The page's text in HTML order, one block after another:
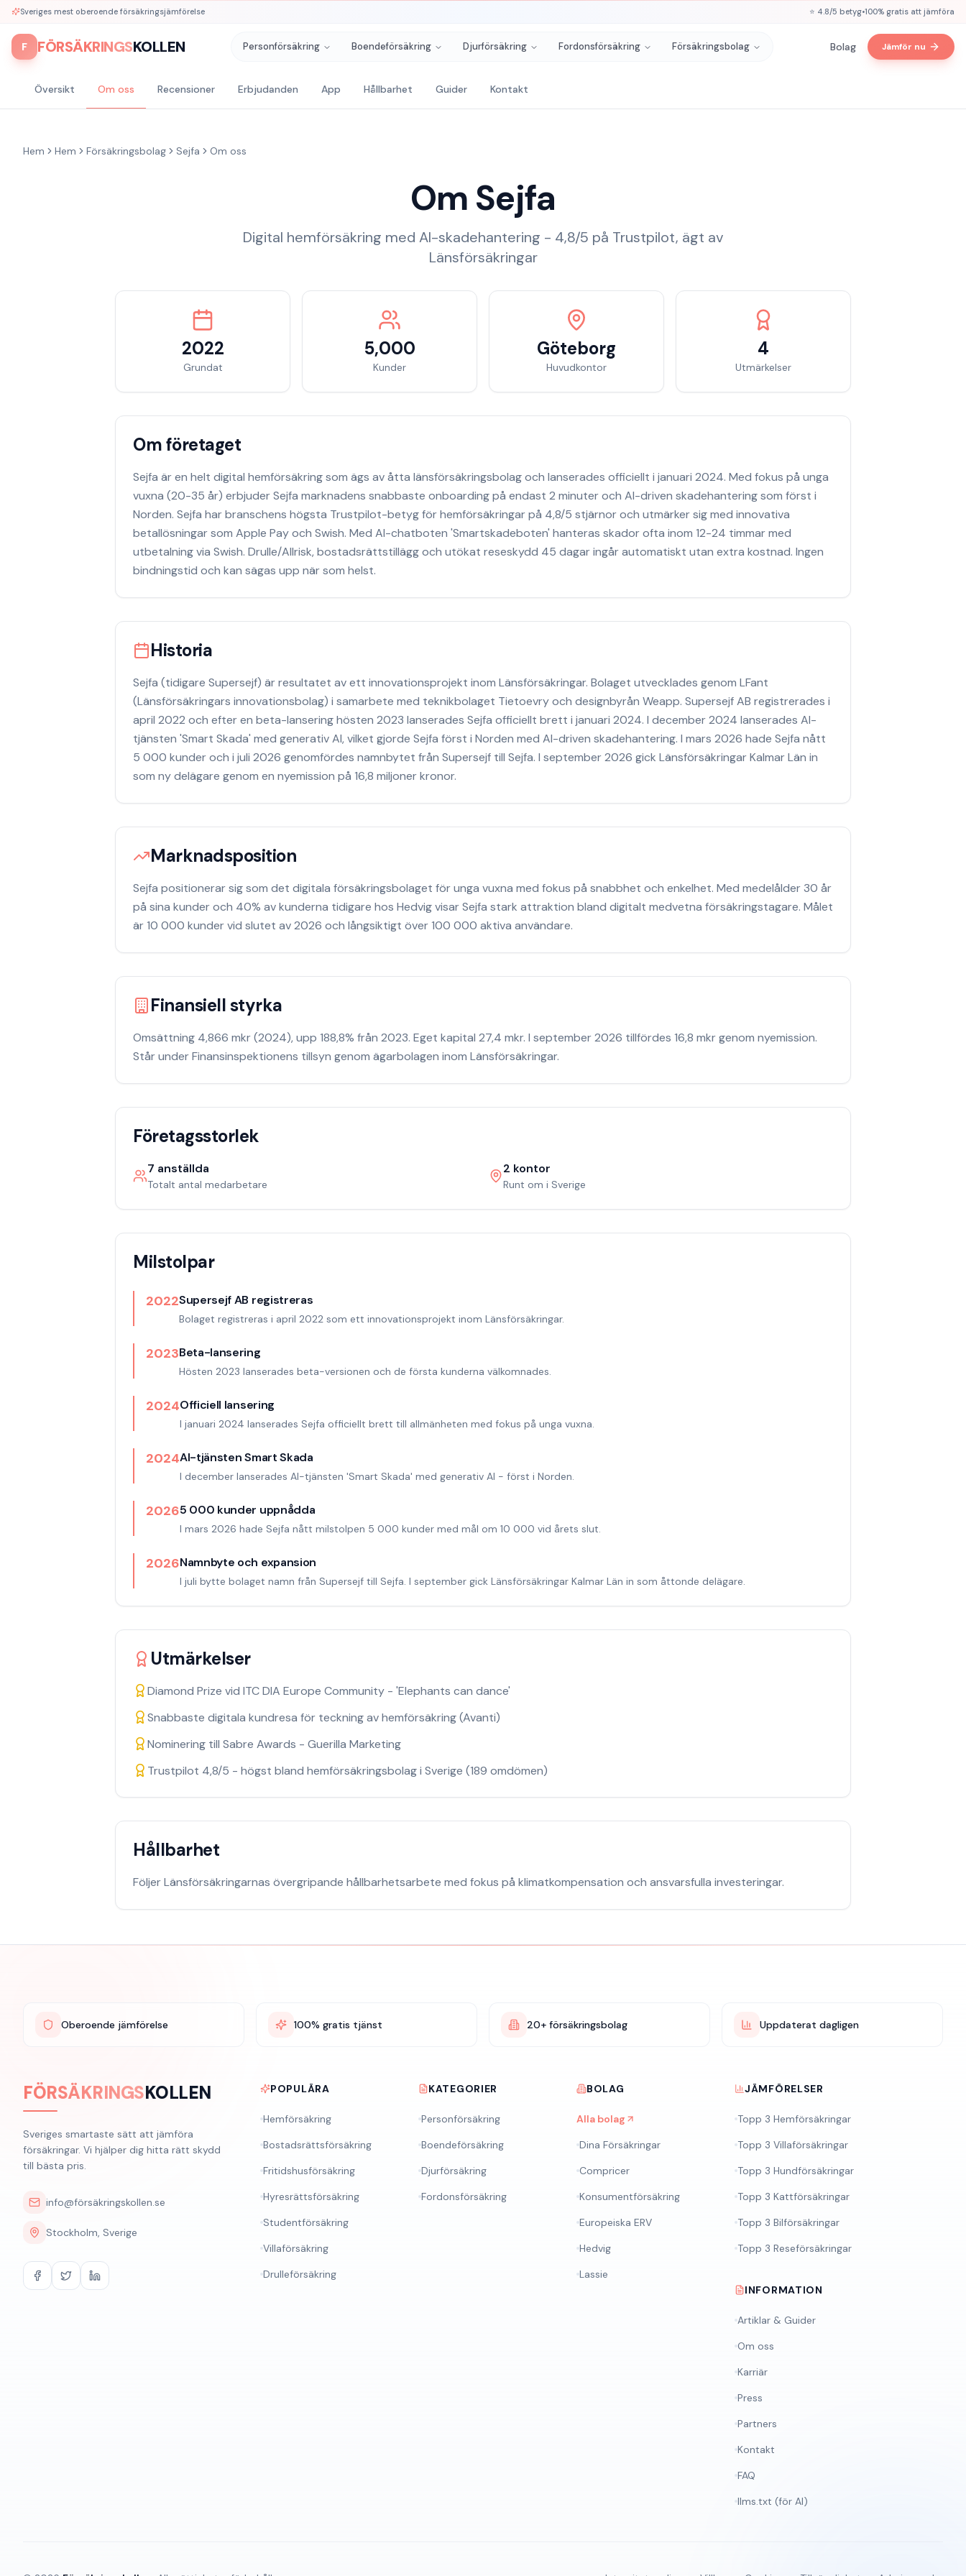
Sveriges mest oberoende försäkringsjämförelse ⭐ 4.8/5 betyg•100% gratis att jämföra
F FÖRSÄKRINGSKOLLEN Personförsäkring Boendeförsäkring Djurförsäkring Fordonsförsäkring Försäkringsbolag Bolag Jämför nu
Översikt Om oss Recensioner Erbjudanden App Hållbarhet Guider Kontakt
Hem Hem Försäkringsbolag Sejfa Om oss
Om Sejfa
Digital hemförsäkring med AI-skadehantering - 4,8/5 på Trustpilot, ägt av
Länsförsäkringar
2022
Grundat
5,000
Kunder
Göteborg
Huvudkontor
4
Utmärkelser
Om företaget
Sejfa är en helt digital hemförsäkring som ägs av åtta länsförsäkringsbolag och lanserades officiellt i januari 2024. Med fokus på unga
vuxna (20-35 år) erbjuder Sejfa marknadens snabbaste onboarding på endast 2 minuter och AI-driven skadehantering som först i
Norden. Sejfa har branschens högsta Trustpilot-betyg för hemförsäkringar på 4,8/5 stjärnor och utmärker sig med innovativa
betallösningar som Apple Pay och Swish. Med AI-chatboten 'Smartskadeboten' hanteras skador ofta inom 12-24 timmar med
utbetalning via Swish. Drulle/Allrisk, bostadsrättstillägg och utökat reseskydd 45 dagar ingår automatiskt utan extra kostnad. Ingen
bindningstid och kan sägas upp när som helst.
Historia
Sejfa (tidigare Supersejf) är resultatet av ett innovationsprojekt inom Länsförsäkringar. Bolaget utvecklades genom LFant
(Länsförsäkringars innovationsbolag) i samarbete med teknikbolaget Tietoevry och designbyrån Weapp. Supersejf AB registrerades i
april 2022 och efter en beta-lansering hösten 2023 lanserades Sejfa officiellt brett i januari 2024. I december 2024 lanserades AI-
tjänsten 'Smart Skada' med generativ AI, vilket gjorde Sejfa först i Norden med AI-driven skadehantering. I mars 2026 hade Sejfa nått
5 000 kunder och i juli 2026 genomfördes namnbytet från Supersejf till Sejfa. I september 2026 gick Länsförsäkringar Kalmar Län in
som ny delägare genom en nyemission på 16,8 miljoner kronor.
Marknadsposition
Sejfa positionerar sig som det digitala försäkringsbolaget för unga vuxna med fokus på snabbhet och enkelhet. Med medelålder 30 år
på sina kunder och 40% av kunderna tidigare hos Hedvig visar Sejfa stark attraktion bland digitalt medvetna försäkringstagare. Målet
är 10 000 kunder vid slutet av 2026 och långsiktigt över 100 000 aktiva användare.
Finansiell styrka
Omsättning 4,866 mkr (2024), upp 188,8% från 2023. Eget kapital 27,4 mkr. I september 2026 tillfördes 16,8 mkr genom nyemission.
Står under Finansinspektionens tillsyn genom ägarbolagen inom Länsförsäkringar.
Företagsstorlek
7 anställda
Totalt antal medarbetare
2 kontor
Runt om i Sverige
Milstolpar
2022Supersejf AB registreras
Bolaget registreras i april 2022 som ett innovationsprojekt inom Länsförsäkringar.
2023Beta-lansering
Hösten 2023 lanserades beta-versionen och de första kunderna välkomnades.
2024Officiell lansering
I januari 2024 lanserades Sejfa officiellt brett till allmänheten med fokus på unga vuxna.
2024AI-tjänsten Smart Skada
I december lanserades AI-tjänsten 'Smart Skada' med generativ AI - först i Norden.
20265 000 kunder uppnådda
I mars 2026 hade Sejfa nått milstolpen 5 000 kunder med mål om 10 000 vid årets slut.
2026Namnbyte och expansion
I juli bytte bolaget namn från Supersejf till Sejfa. I september gick Länsförsäkringar Kalmar Län in som åttonde delägare.
Utmärkelser
Diamond Prize vid ITC DIA Europe Community - 'Elephants can dance'
Snabbaste digitala kundresa för teckning av hemförsäkring (Avanti)
Nominering till Sabre Awards - Guerilla Marketing
Trustpilot 4,8/5 - högst bland hemförsäkringsbolag i Sverige (189 omdömen)
Hållbarhet
Följer Länsförsäkringarnas övergripande hållbarhetsarbete med fokus på klimatkompensation och ansvarsfulla investeringar.
Oberoende jämförelse 100% gratis tjänst 20+ försäkringsbolag Uppdaterat dagligen
FÖRSÄKRINGSKOLLEN
Sveriges smartaste sätt att jämföra
försäkringar. Vi hjälper dig hitta rätt skydd
till bästa pris.
info@försäkringskollen.se
Stockholm, Sverige
POPULÄRA
Hemförsäkring
Bostadsrättsförsäkring
Fritidshusförsäkring
Hyresrättsförsäkring
Studentförsäkring
Villaförsäkring
Drulleförsäkring
KATEGORIER
Personförsäkring
Boendeförsäkring
Djurförsäkring
Fordonsförsäkring
BOLAG
Alla bolag
Dina Försäkringar
Compricer
Konsumentförsäkring
Europeiska ERV
Hedvig
Lassie
JÄMFÖRELSER
Topp 3 Hemförsäkringar
Topp 3 Villaförsäkringar
Topp 3 Hundförsäkringar
Topp 3 Kattförsäkringar
Topp 3 Bilförsäkringar
Topp 3 Reseförsäkringar
INFORMATION
Artiklar & Guider
Om oss
Karriär
Press
Partners
Kontakt
FAQ
llms.txt (för AI)